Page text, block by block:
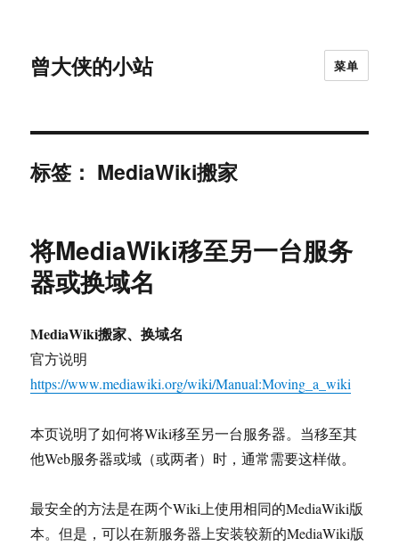
曾大侠的小站 菜单
标签： MediaWiki搬家
将MediaWiki移至另一台服务
器或换域名
MediaWiki搬家、换域名
官方说明
https://www.mediawiki.org/wiki/Manual:Moving_a_wiki
本页说明了如何将Wiki移至另一台服务器。当移至其
他Web服务器或域（或两者）时，通常需要这样做。
最安全的方法是在两个Wiki上使用相同的MediaWiki版
本。但是，可以在新服务器上安装较新的MediaWiki版